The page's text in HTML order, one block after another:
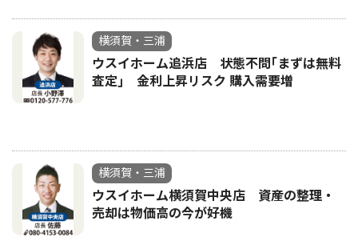
横須賀・三浦
ウスイホーム追浜店 状態不問｢まずは無料
査定｣ 金利上昇リスク 購入需要増
横須賀・三浦
ウスイホーム横須賀中央店 資産の整理・
売却は物価高の今が好機